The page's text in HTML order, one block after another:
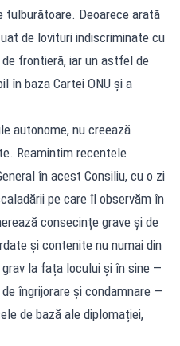
Deoarece arată
de lovituri indiscriminate cu
frontieră, iar un astfel de
în baza Cartei ONU și a
autonome, nu creează
Reamintim recentele
în acest Consiliu, cu o zi
pe care îl observăm în
consecințe grave și de
și contenite nu numai din
la fața locului și în sine —
îngrijorare și condamnare —
de bază ale diplomației,